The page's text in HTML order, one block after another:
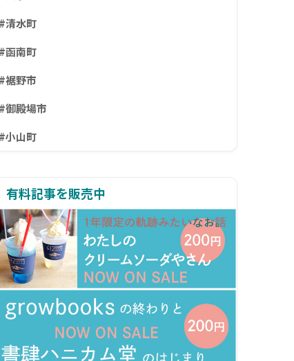
#清水町
#函南町
#裾野市
#御殿場市
#小山町
有料記事を販売中